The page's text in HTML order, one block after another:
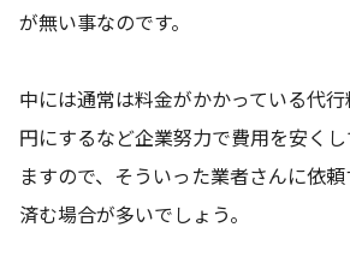
が無い事なのです。
中には通常は料金がかかっている代
円にするなど企業努力で費用を安く
ますので、そういった業者さんに依
済む場合が多いでしょう。